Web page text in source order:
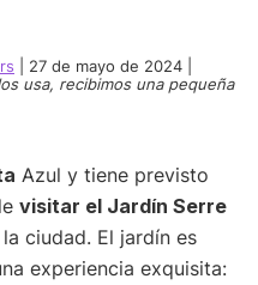
27 de mayo de 2024
usa, recibimos una pequeña
Azul y tiene previsto
visitar el Jardín Serre
ciudad. El jardín es
experiencia exquisita: